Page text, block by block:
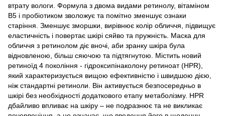
втрату вологи. Формула з двома видами ретинолу, вітаміном
B5 і пробіотиком зволожує та помітно зменшує ознаки
старіння. Зменшує зморшки, вирівнює колір обличчя, підвищує
еластичність і повертає шкірі сяйво та пружність. Маска для
обличчя з ретинолом діє вночі, аби зранку шкіра була
відновленою, більш сяючою та підтягнутою. Містить новий
ретиноїд 4 покоління - гідроксипінаколону ретиноат (HPR),
який характеризується вищою ефективністю і швидшою дією,
ніж стандартні ретиноли. Він активується безпосередньо в
шкірі без необхідності додаткового етапу метаболізму. HPR
дбайливо впливає на шкіру – не подразнює та не викликає